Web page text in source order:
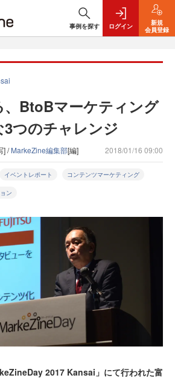
事例を探す ログイン
新規
会員登録
、BtoBマーケティング
つのチャレンジ
] /MarkeZine編集部[編] 2018/01/16 09:00
イベントレポート コンテンツマーケティング
ン
2017 Kansai」にて行われた富